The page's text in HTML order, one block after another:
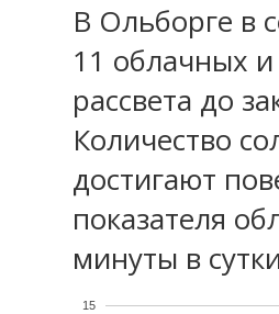
В Ольборге в
11 облачных
рассвета до
Количество
достигают
показателя
минуты в
15